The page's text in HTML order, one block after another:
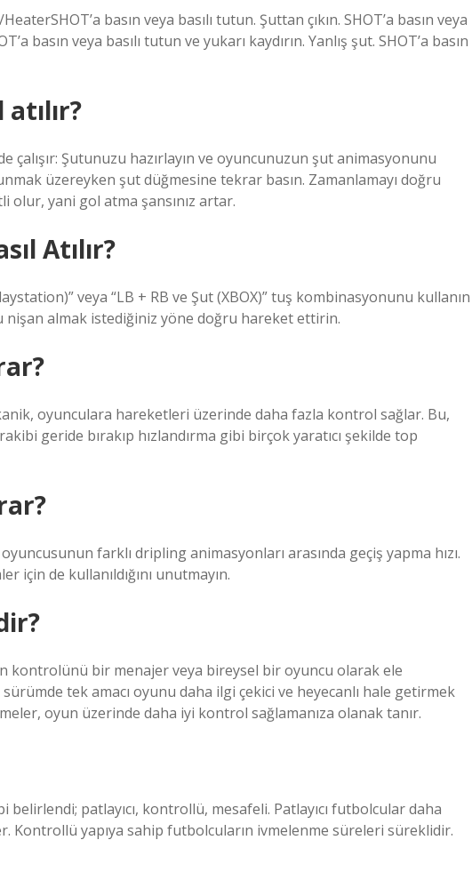
basın veya basılı tutun. Şuttan çıkın. SHOT’a basın veya
basın veya basılı tutun ve yukarı kaydırın. Yanlış şut. SHOT’a basın
çalışır: Şutunuzu hazırlayın ve oyuncunuzun şut animasyonunu
üzereyken şut düğmesine tekrar basın. Zamanlamayı doğru
olur, yani gol atma şansınız artar.
Atılır?
veya “LB + RB ve Şut (XBOX)” tuş kombinasyonunu kullanın
nişan almak istediğiniz yöne doğru hareket ettirin.
oyunculara hareketleri üzerinde daha fazla kontrol sağlar. Bu,
geride bırakıp hızlandırma gibi birçok yaratıcı şekilde top
farklı dripling animasyonları arasında geçiş yapma hızı.
de kullanıldığını unutmayın.
kontrolünü bir menajer veya bireysel bir oyuncu olarak ele
tek amacı oyunu daha ilgi çekici ve heyecanlı hale getirmek
oyun üzerinde daha iyi kontrol sağlamanıza olanak tanır.
belirlendi; patlayıcı, kontrollü, mesafeli. Patlayıcı futbolcular daha
Kontrollü yapıya sahip futbolcuların ivmelenme süreleri süreklidir.